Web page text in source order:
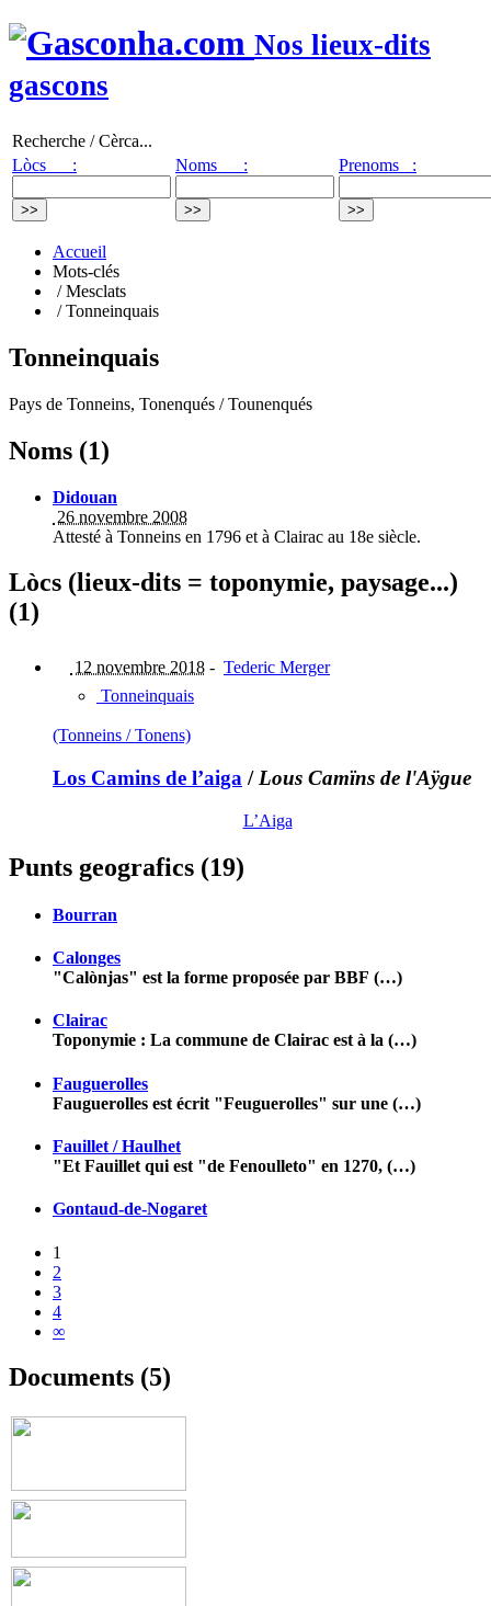
Nos lieux-dits
gascons
Recherche / Cèrca...
Lòcs :
Noms : Prenoms :
Accueil
Mots-clés
/ Mesclats
/ Tonneinquais
Tonneinquais
Pays de Tonneins, Tonenqués / Tounenqués
Noms (1)
Didouan
26 novembre 2008
Attesté à Tonneins en 1796 et à Clairac au 18e siècle.
Lòcs (lieux-dits = toponymie, paysage...)
(1)
12 novembre 2018 - Tederic Merger
Tonneinquais
(Tonneins / Tonens)
Los Camins de l’aiga / Lous Camïns de l'Aÿgue
L’Aiga
Punts geografics (19)
Bourran
Calonges
"Calònjas" est la forme proposée par BBF (…)
Clairac
Toponymie : La commune de Clairac est à la (…)
Fauguerolles
Fauguerolles est écrit "Feuguerolles" sur une (…)
Fauillet / Haulhet
"Et Fauillet qui est "de Fenoulleto" en 1270, (…)
Gontaud-de-Nogaret
1
2
3
4
∞
Documents (5)